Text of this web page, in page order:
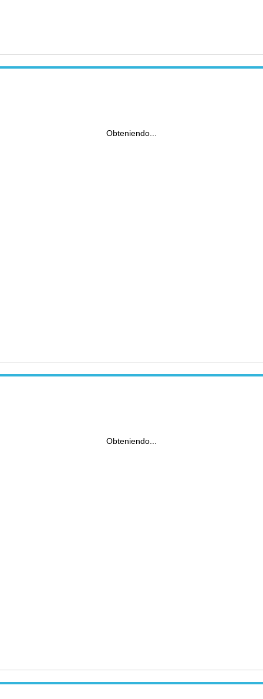
Obteniendo...
Obteniendo...